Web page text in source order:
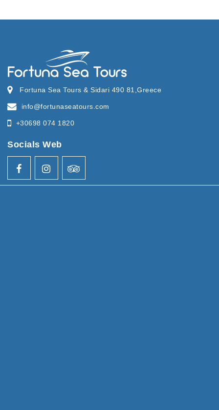
Fortuna Sea Tours & Sidari 490 81,Greece
info@fortunaseatours.com
+30698 074 1820
Socials Web